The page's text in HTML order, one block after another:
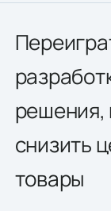
решения,
снизить
товары